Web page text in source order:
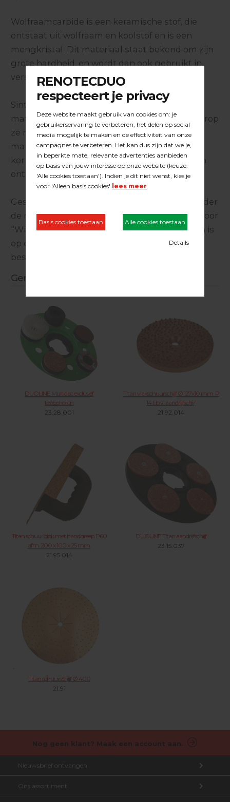
Wolfraamcarbide is een keramische stof, die
ontstaat uit wolfraam en koolstof en is een
mengkristal. Dit materiaal staat bekend om zijn
grote hardheid, en wordt dan ook gebruikt in
verspanende gereedschappen.
Sinteren: Bij het sinteren verhit men
materiaalkorrels tot op een temperatuur waarop
ze net nog niet smelten (= 3200°C). Op die
manier groeien de contactpunten tussen de
korrels, waardoor een zeer hard materiaal kan
ontstaan.
Gesinterde wolfraamcarbide staat bekend onder
de naam Widia, dat afgeleid is van het Duits voor
“Wie Diamant” (vertaling: "zoals diamant"). En is
op diamant na het hardste materiaal dat er
bestaat.
Gerelateerde producten
DUOLINE Multidisc exclusief
toebehoren
23.28.001
Titan vlakschuurschijf Ø 127x10 mm. P
14 t.b.v. aandrijfschijf
21.92.014
Titan schuurblok met handgreep P60
afm. 200 x 100 x 25 mm.
21.95.014
DUOLINE Titan aandrijfschijf
23.15.037
Titan schuurschijf Ø 400
21.91
Nog geen klant? Maak een account aan.
Nieuwsbrief ontvangen
Aanmelden nieuwsbrief
Ons assortiment